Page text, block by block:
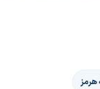
هرمز